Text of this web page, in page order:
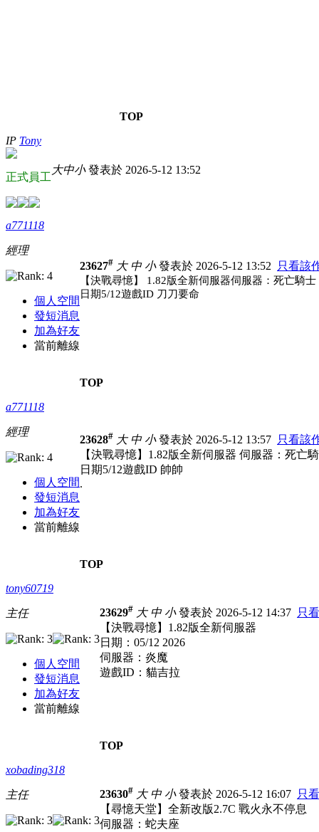
TOP
IP Tony
正式員工
大中小發表於 2026-5-12 13:52
a771118
經理
個人空間
發短消息
加為好友
當前離線
23627# 大 中 小發表於 2026-5-12 13:52 只看該
【決戰尋憶】 1.82版全新伺服器伺服器：死亡騎士
日期5/12遊戲ID 刀刀要命
TOP
a771118
經理
個人空間
發短消息
加為好友
當前離線
23628# 大 中 小發表於 2026-5-12 13:57 只看該
【決戰尋憶】1.82版全新伺服器 伺服器：死亡
日期5/12遊戲ID 帥帥
.
TOP
tony60719
主任
個人空間
發短消息
加為好友
當前離線
23629# 大 中 小發表於 2026-5-12 14:37 只
【決戰尋憶】1.82版全新伺服器
日期：05/12 2026
伺服器：炎魔
遊戲ID：貓吉拉
TOP
xobading318
主任 23630# 大 中 小發表於 2026-5-12 16:07 只
【尋憶天堂】全新改版2.7C 戰火永不停息
伺服器：蛇夫座